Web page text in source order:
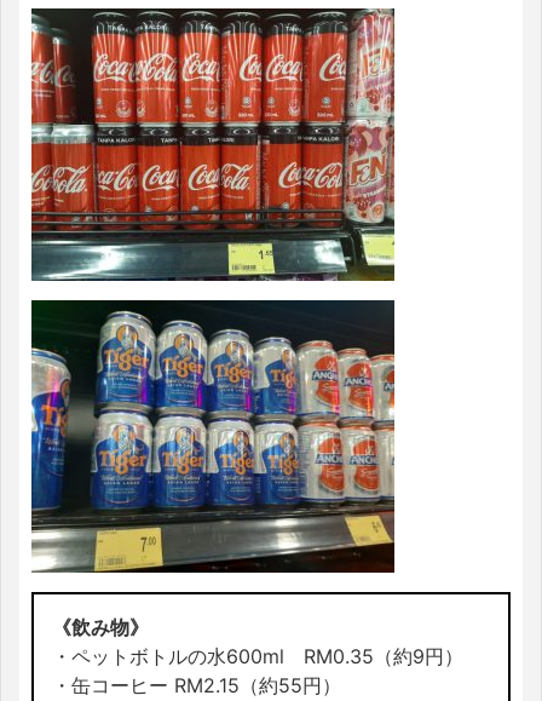
《飲み物》
・ペットボトルの水600ml RM0.35（約9円）
・缶コーヒー RM2.15（約55円）